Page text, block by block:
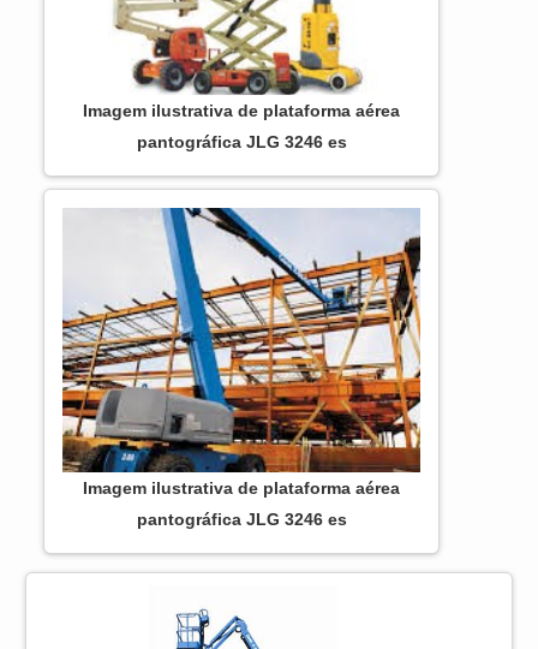
Imagem ilustrativa de plataforma aérea
pantográfica JLG 3246 es
Imagem ilustrativa de plataforma aérea
pantográfica JLG 3246 es